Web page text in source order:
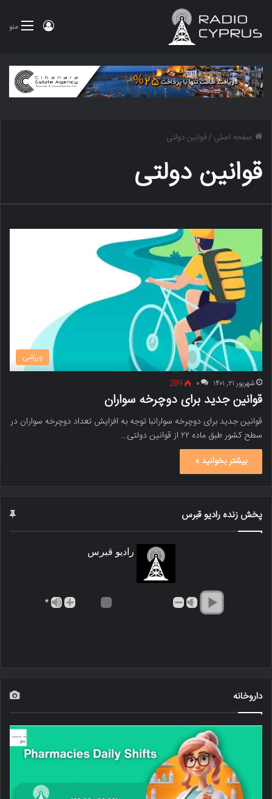
منو ورود
صفحه اصلی /قوانین دولتی
قوانین دولتی
ورزشی
شهریور ۲۱, ۱۴۰۱ ۰ 289
قوانین جدید برای دوچرخه سواران
قوانین جدید برای دوچرخه سوارانبا توجه به افزایش تعداد دوچرخه سواران در
سطح کشور طبق ماده ۲۲ از قوانین دولتی…
بیشتر بخوانید »
پخش زنده رادیو قبرس
رادیو قبرس
*
داروخانه